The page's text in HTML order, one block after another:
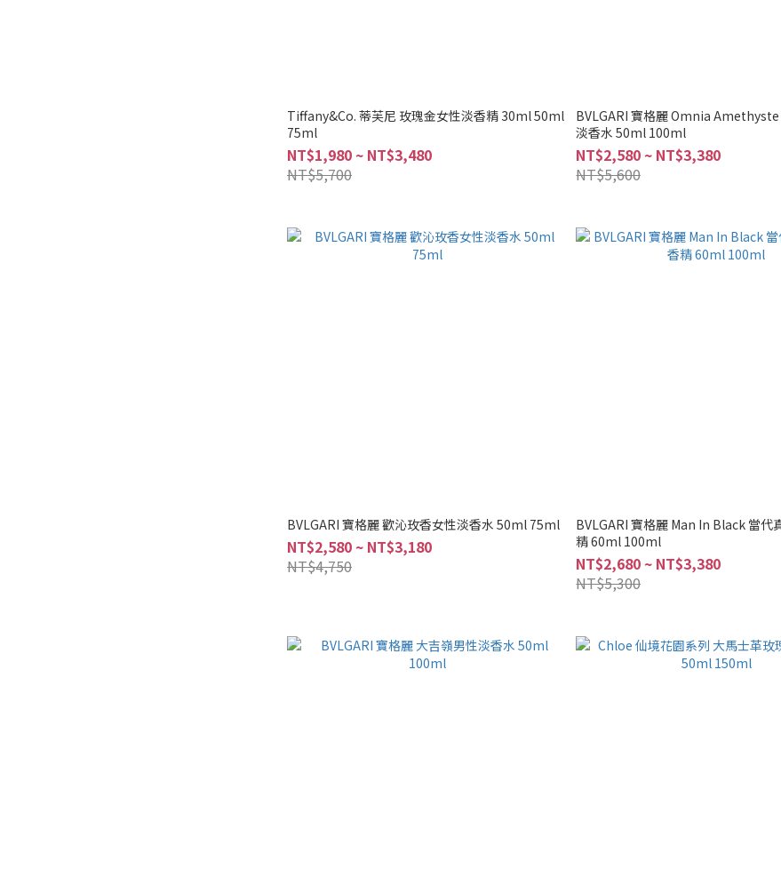
Tiffany&Co. 蒂芙尼 玫瑰金女性淡香精 30ml 50ml
75ml
NT$1,980 ~ NT$3,480
NT$5,700
BVLGARI 寶格麗 Omnia Amethyste
淡香水 50ml 100ml
NT$2,580 ~ NT$3,380
NT$5,600
BVLGARI 寶格麗 歡沁玫香女性淡香水 50ml 75ml
NT$2,580 ~ NT$3,180
NT$4,750
BVLGARI 寶格麗 Man In Black 當代
精 60ml 100ml
NT$2,680 ~ NT$3,380
NT$5,300